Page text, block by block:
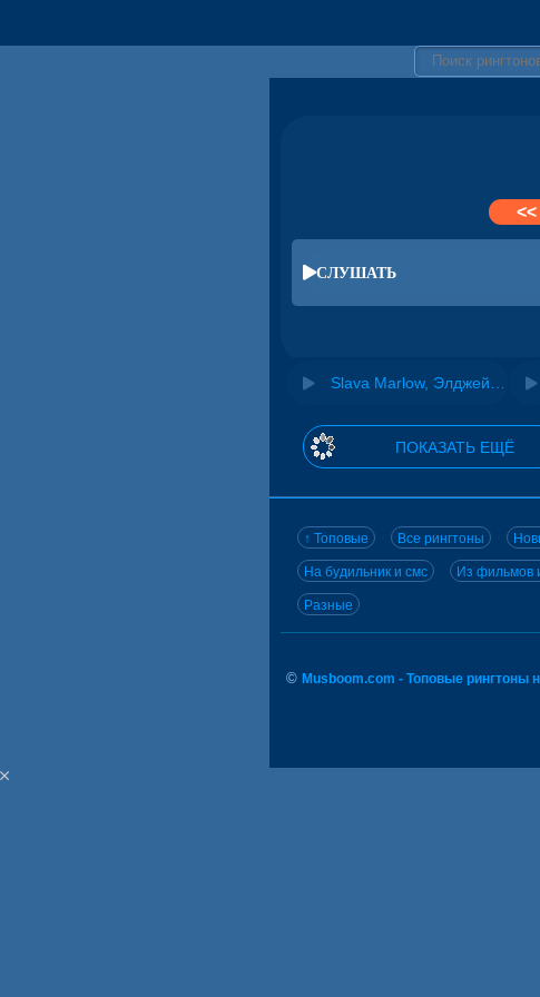
<<
СЛУШАТЬ
ПОКАЗАТЬ ЕЩЁ
↑ Топовые Все рингтоны
На будильник и смс Из фильмов
Разные
© Musboom.com - Топовые рингтоны